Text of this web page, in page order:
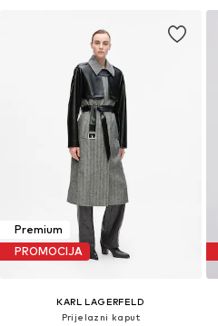
Premium
PROMOCIJA
KARL LAGERFELD
Prijelazni kaput